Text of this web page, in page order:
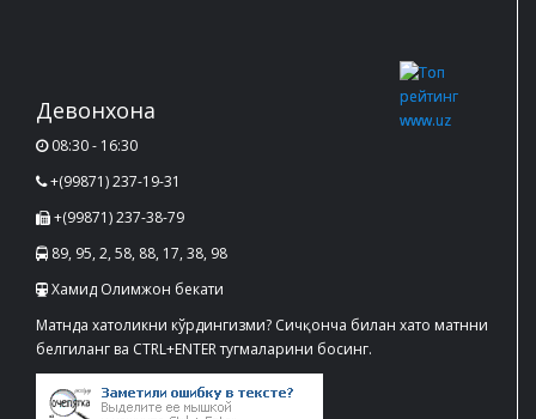
Девонхона
08:30 - 16:30
+(99871) 237-19-31
+(99871) 237-38-79
89, 95, 2, 58, 88, 17, 38, 98
Хамид Олимжон бекати
Матнда хатоликни кўрдингизми? Сичқонча билан хато матнни
белгиланг ва CTRL+ENTER тугмаларини босинг.